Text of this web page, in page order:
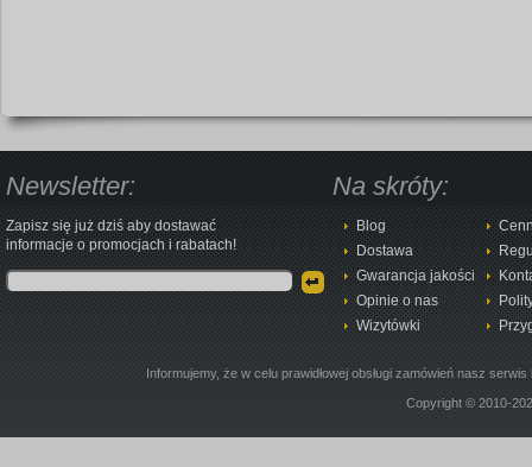
Newsletter:
Zapisz się już dziś aby dostawać
informacje o promocjach i rabatach!
Na skróty:
Blog
Dostawa
Gwarancja jakości
Opinie o nas
Wizytówki
Informujemy, że w celu prawidłowej obsługi zamówień nasz
Copyright © 2010-